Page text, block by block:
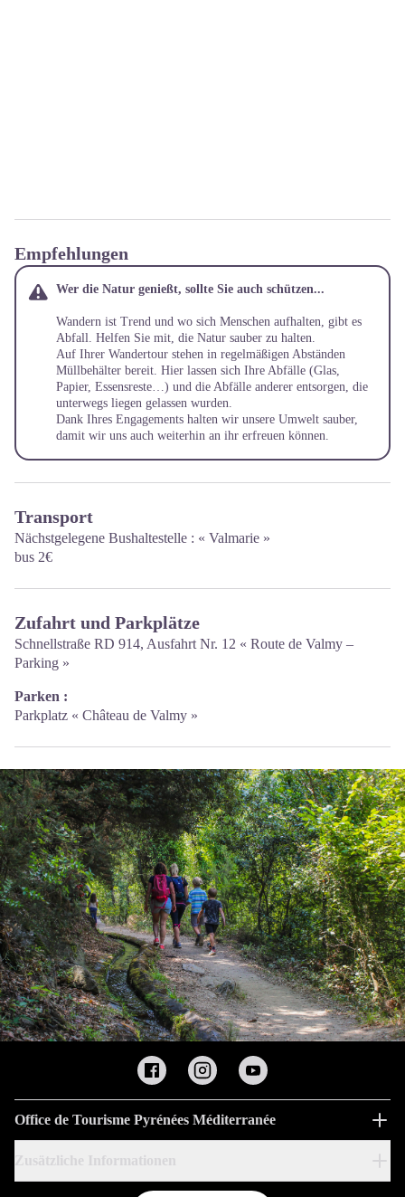
Empfehlungen
Wer die Natur genießt, sollte Sie auch schützen...
Wandern ist Trend und wo sich Menschen aufhalten, gibt es
Abfall. Helfen Sie mit, die Natur sauber zu halten.
Auf Ihrer Wandertour stehen in regelmäßigen Abständen
Müllbehälter bereit. Hier lassen sich Ihre Abfälle (Glas,
Papier, Essensreste…) und die Abfälle anderer entsorgen, die
unterwegs liegen gelassen wurden.
Dank Ihres Engagements halten wir unsere Umwelt sauber,
damit wir uns auch weiterhin an ihr erfreuen können.
Transport
Nächstgelegene Bushaltestelle : « Valmarie »
bus 2€
Zufahrt und Parkplätze
Schnellstraße RD 914, Ausfahrt Nr. 12 « Route de Valmy –
Parking »
Parken :
Parkplatz « Château de Valmy »
Office de Tourisme Pyrénées Méditerranée
Zusätzliche Informationen